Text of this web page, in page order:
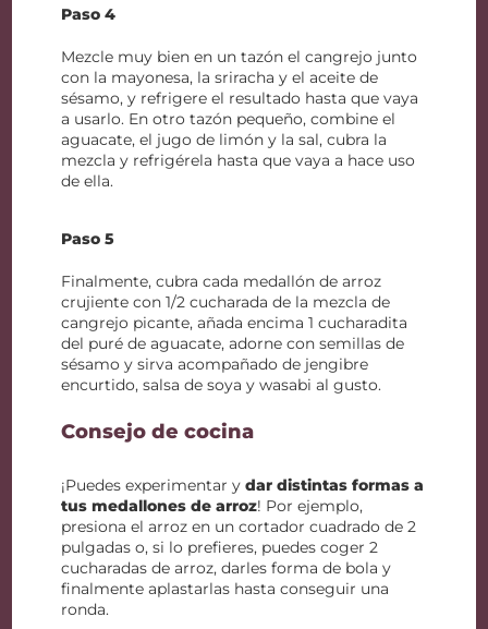
Paso 4
Mezcle muy bien en un tazón el cangrejo junto
con la mayonesa, la sriracha y el aceite de
sésamo, y refrigere el resultado hasta que vaya
a usarlo. En otro tazón pequeño, combine el
aguacate, el jugo de limón y la sal, cubra la
mezcla y refrigérela hasta que vaya a hace uso
de ella.
Paso 5
Finalmente, cubra cada medallón de arroz
crujiente con 1/2 cucharada de la mezcla de
cangrejo picante, añada encima 1 cucharadita
del puré de aguacate, adorne con semillas de
sésamo y sirva acompañado de jengibre
encurtido, salsa de soya y wasabi al gusto.
Consejo de cocina
¡Puedes experimentar ydar distintas formas a
tus medallones de arroz! Por ejemplo,
presiona el arroz en un cortador cuadrado de 2
pulgadas o, si lo prefieres, puedes coger 2
cucharadas de arroz, darles forma de bola y
finalmente aplastarlas hasta conseguir una
ronda.